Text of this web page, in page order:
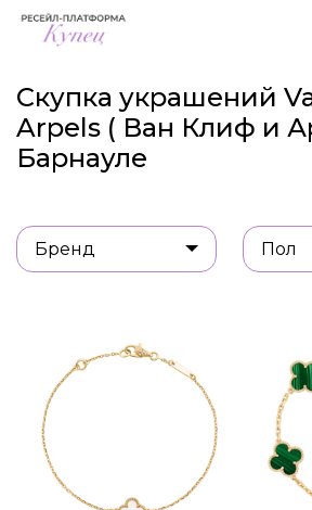
Скупка украшений
Arpels ( Ван Клиф и
Барнауле
Бренд Пол